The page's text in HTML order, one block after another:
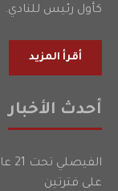
كأول رئيس للنادي.
أقرأ المزيد
أحدث الأخبار
على فترتين